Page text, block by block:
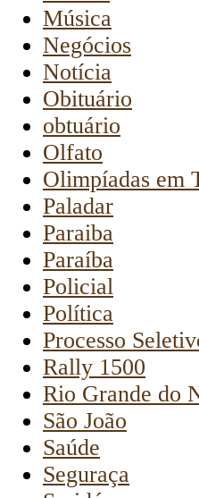
Música
Negócios
Notícia
Obituário
obtuário
Olfato
Olimpíadas em
Paladar
Paraiba
Paraíba
Policial
Política
Processo
Rally 1500
Rio Grande do
São João
Saúde
Seguraça